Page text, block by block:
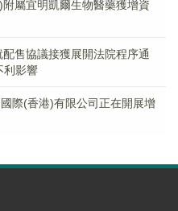
屬宜明凱爾生物醫藥獲增資
售協議接獲展開法院程序通
利影響
際(香港)有限公司正在開展增